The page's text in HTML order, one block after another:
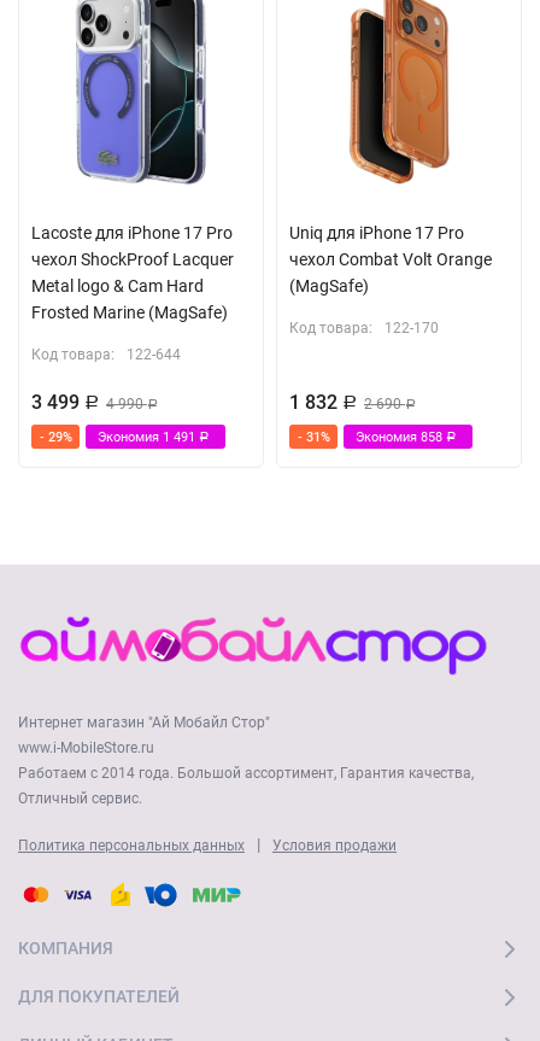
Lacoste для iPhone 17 Pro
чехол ShockProof Lacquer
Metal logo & Cam Hard
Frosted Marine (MagSafe)
Код товара: 122-644
3 499 Р 4 990Р
- 29% Экономия 1 491 Р
Uniq для iPhone 17 Pro
чехол Combat Volt Orange
(MagSafe)
Код товара: 122-170
1 832 Р 2 690Р
- 31% Экономия 858 Р
Интернет магазин "Ай Мобайл Стор"
www.i-MobileStore.ru
Работаем с 2014 года. Большой ассортимент, Гарантия качества,
Отличный сервис.
Политика персональных данных | Условия продажи
КОМПАНИЯ
ДЛЯ ПОКУПАТЕЛЕЙ